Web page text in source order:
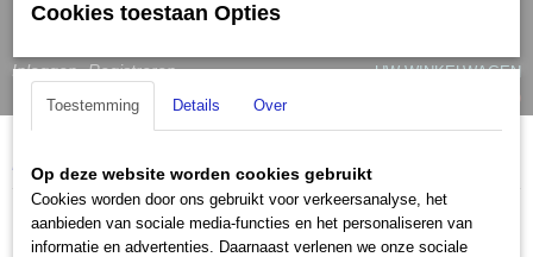
Inloggen Registreren
UW WINKELWAGEN
(0)
Home > Humminbird
Humminbird
Cookies toestaan Opties
Toestemming Details Over
Op deze website worden cookies gebruikt
Cookies worden door ons gebruikt voor verkeersanalyse, het
aanbieden van sociale media-functies en het personaliseren van
informatie en advertenties. Daarnaast verlenen we onze sociale